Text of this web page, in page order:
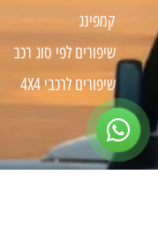
קמפינג
שיפורים לפי סוג רכב
שיפורים לרכבי 4X4